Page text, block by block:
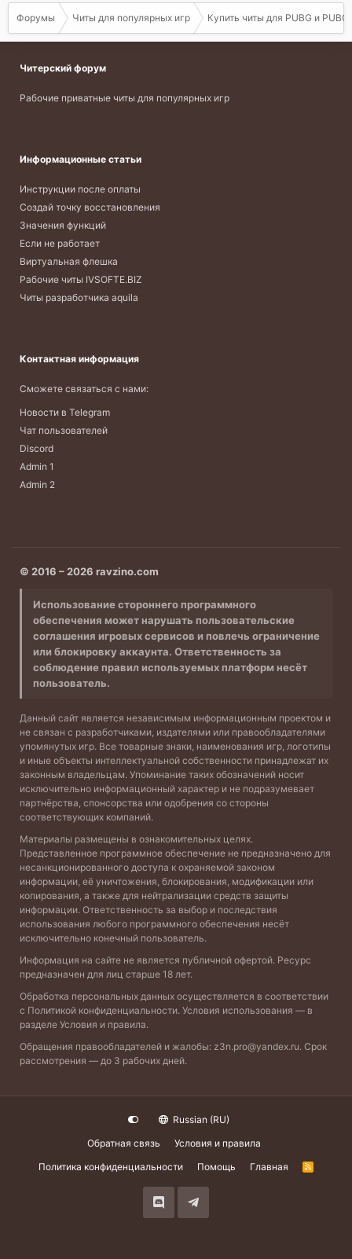
Форумы Читы для популярных игр Купить читы для PUBG и
Читерский форум
Рабочие приватные читы для популярных игр
Информационные статьи
Инструкции после оплаты
Создай точку восстановления
Значения функций
Если не работает
Виртуальная флешка
Рабочие читы IVSOFTE.BIZ
Читы разработчика aquila
Контактная информация
Сможете связаться с нами:
Новости в Telegram
Чат пользователей
Discord
Admin 1
Admin 2
© 2016 – 2026 ravzino.com
Использование стороннего программного
обеспечения может нарушать пользовательские
соглашения игровых сервисов и повлечь ограничение
или блокировку аккаунта. Ответственность за
соблюдение правил используемых платформ несёт
пользователь.
Данный сайт является независимым информационным проектом и
не связан с разработчиками, издателями или правообладателями
упомянутых игр. Все товарные знаки, наименования игр, логотипы
и иные объекты интеллектуальной собственности принадлежат их
законным владельцам. Упоминание таких обозначений носит
исключительно информационный характер и не подразумевает
партнёрства, спонсорства или одобрения со стороны
соответствующих компаний.
Материалы размещены в ознакомительных целях.
Представленное программное обеспечение не предназначено для
несанкционированного доступа к охраняемой законом
информации, её уничтожения, блокирования, модификации или
копирования, а также для нейтрализации средств защиты
информации. Ответственность за выбор и последствия
использования любого программного обеспечения несёт
исключительно конечный пользователь.
Информация на сайте не является публичной офертой. Ресурс
предназначен для лиц старше 18 лет.
Обработка персональных данных осуществляется в соответствии
с Политикой конфиденциальности. Условия использования — в
разделе Условия и правила.
Обращения правообладателей и жалобы: z3n.pro@yandex.ru. Срок
рассмотрения — до 3 рабочих дней.
Russian (RU)
Обратная связь
Условия и правила
Политика конфиденциальности
Помощь Главная
R